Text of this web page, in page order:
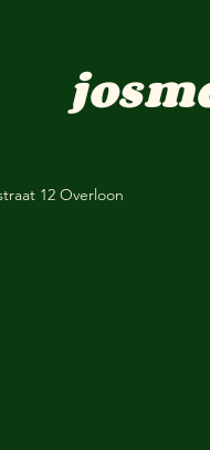
12 Overloon